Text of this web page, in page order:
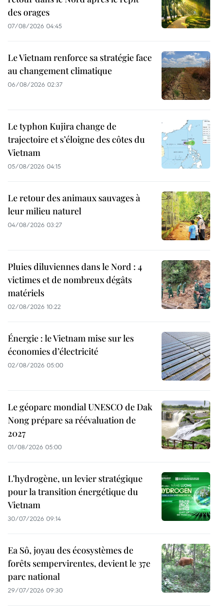
des orages
07/08/2026 04:45
Le Vietnam renforce sa stratégie face
au changement climatique
06/08/2026 02:37
Le typhon Kujira change de
trajectoire et s’éloigne des côtes du
Vietnam
05/08/2026 04:15
Le retour des animaux sauvages à
leur milieu naturel
04/08/2026 03:27
Pluies diluviennes dans le Nord : 4
victimes et de nombreux dégâts
matériels
02/08/2026 10:22
Énergie : le Vietnam mise sur les
économies d’électricité
02/08/2026 05:00
Le géoparc mondial UNESCO de Dak
Nong prépare sa réévaluation de
2027
01/08/2026 05:00
L’hydrogène, un levier stratégique
pour la transition énergétique du
Vietnam
30/07/2026 09:14
Ea Sô, joyau des écosystèmes de
forêts sempervirentes, devient le 37e
parc national
29/07/2026 09:30